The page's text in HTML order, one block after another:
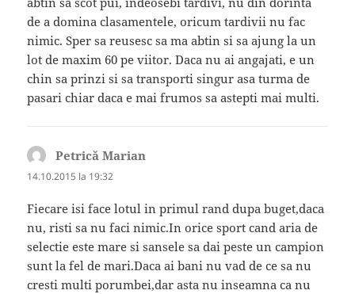
de a domina clasamentele, oricum tardivii nu fac
nimic. Sper sa reusesc sa ma abtin si sa ajung la un
lot de maxim 60 pe viitor. Daca nu ai angajati, e un
chin sa prinzi si sa transporti singur asa turma de
pasari chiar daca e mai frumos sa astepti mai multi.
Petrică Marian
14.10.2015 la 19:32
Fiecare isi face lotul in primul rand dupa buget,daca
nu, risti sa nu faci nimic.In orice sport cand aria de
selectie este mare si sansele sa dai peste un campion
sunt la fel de mari.Daca ai bani nu vad de ce sa nu
cresti multi porumbei,dar asta nu inseamna ca nu